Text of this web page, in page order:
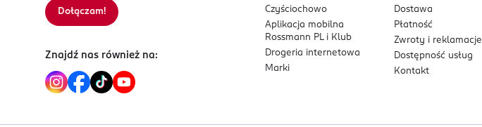
Dołączam!
Znajdź nas również na:
Czyściochowo
Aplikacja mobilna
Rossmann PL i Klub
Drogeria internetowa
Marki
Dostawa
Płatność
Zwroty i reklamacje
Dostępność usług
Kontakt